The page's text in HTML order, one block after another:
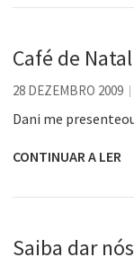
Café de Natal
28 DEZEMBRO 2009
Dani me
CONTINUAR A LER
Saiba dar